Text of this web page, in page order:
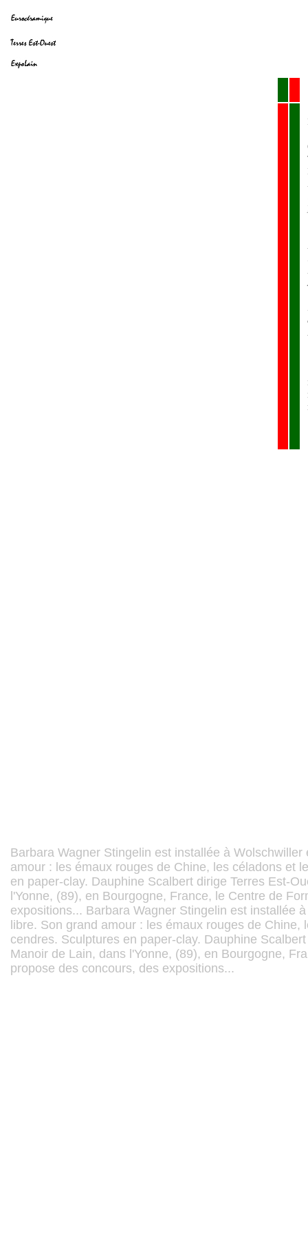
Barbara Wagner Stingelin est installée à
amour : les émaux rouges de Chine, les céladons et
en paper-clay. Dauphine Scalbert dirige Terres Est-
l'Yonne, (89), en Bourgogne, France, le Centre de
expositions... Barbara Wagner Stingelin est installée
libre. Son grand amour : les émaux rouges de Chine,
cendres. Sculptures en paper-clay. Dauphine
Manoir de Lain, dans l'Yonne, (89), en Bourgogne,
propose des concours, des expositions...